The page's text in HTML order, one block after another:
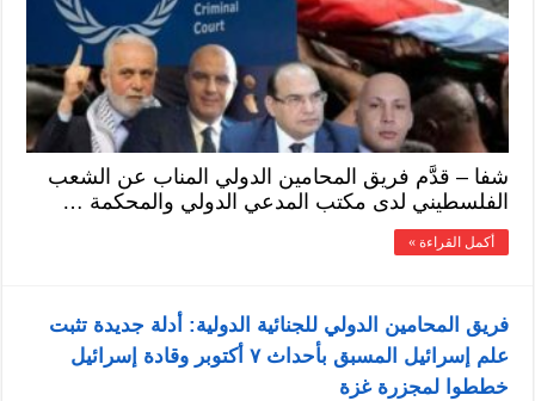
شفا – قدَّم فريق المحامين الدولي المناب عن الشعب
الفلسطيني لدى مكتب المدعي الدولي والمحكمة …
أكمل القراءة »
فريق المحامين الدولي للجنائية الدولية: أدلة جديدة تثبت
علم إسرائيل المسبق بأحداث ٧ أكتوبر وقادة إسرائيل
خططوا لمجزرة غزة